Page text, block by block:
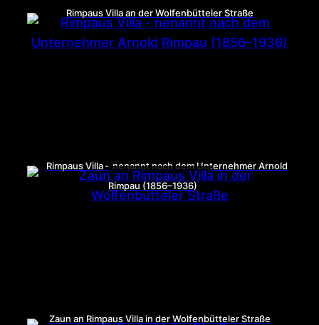
Rimpaus Villa an der Wolfenbütteler Straße
Rimpaus Villa – nenannt nach dem Unternehmer Arnold
Rimpau (1856–1936)
Zaun an Rimpaus Villa in der Wolfenbütteler Straße